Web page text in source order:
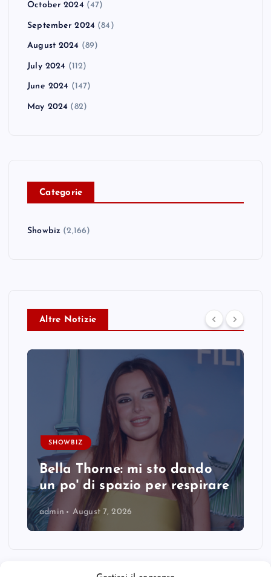
October 2024 (47)
September 2024 (84)
August 2024 (89)
July 2024 (112)
June 2024 (147)
May 2024 (82)
Categorie
Showbiz (2,166)
Altre Notizie
SHOWBIZ
Bella Thorne: mi sto dando
un po' di spazio per respirare
admin August 7, 2026